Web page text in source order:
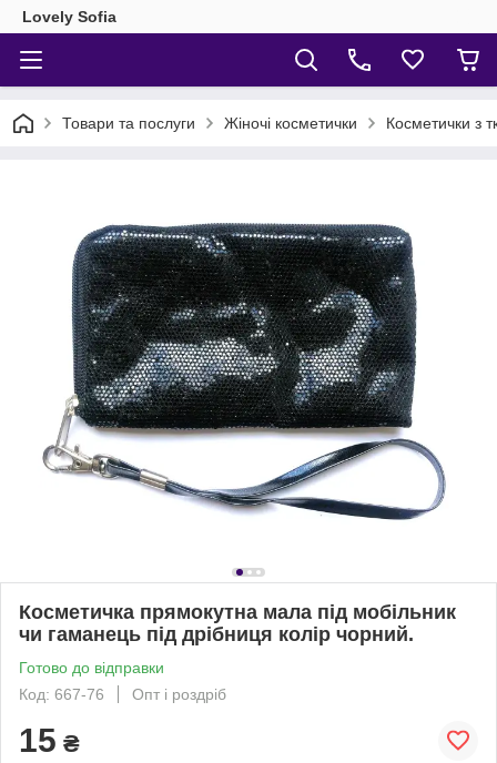
Lovely Sofia
Товари та послуги Жіночі косметички Косметички з
Косметичка прямокутна мала під мобільник
чи гаманець під дрібниця колір чорний.
Готово до відправки
Код: 667-76
Опт і роздріб
15 ₴